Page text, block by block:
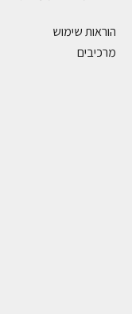
הוראות שימוש
מרכיבים